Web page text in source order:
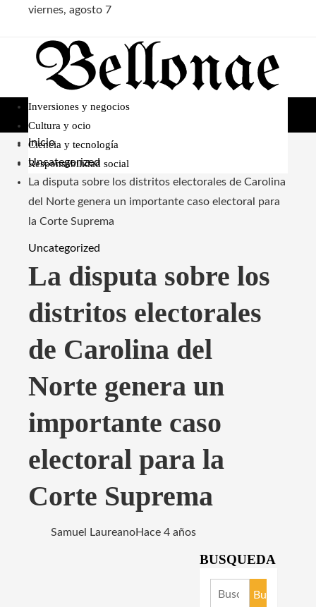
viernes, agosto 7
Inversiones y negocios
Cultura y ocio
Ciencia y tecnología
Responsabilidad social
Inicio
Uncategorized
La disputa sobre los distritos electorales de Carolina
del Norte genera un importante caso electoral para
la Corte Suprema
Uncategorized
La disputa sobre los
distritos electorales
de Carolina del
Norte genera un
importante caso
electoral para la
Corte Suprema
Samuel LaureanoHace 4 años
BUSQUEDA
Buscar: